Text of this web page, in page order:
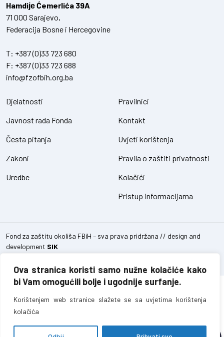
Ova stranica koristi samo nužne kolačiće kako
bi Vam omogućili bolje i ugodnije surfanje.
Korištenjem web stranice slažete se sa uvjetima korištenja
kolačića
Hamdiје Ćemerlića 39A
71 000 Sarajevo,
Federacija Bosne i Hercegovine
T: +387 (0)33 723 680
F: +387 (0)33 723 688
info@fzofbih.org.ba
Djelatnosti
Javnost rada Fonda
Česta pitanja
Zakoni
Uredbe
Pravilnici
Kontakt
Uvjeti korištenja
Pravila o zaštiti privatnosti
Kolačići
Pristup informacijama
Fond za zaštitu okoliša FBiH – sva prava pridržana // design and
development SIK